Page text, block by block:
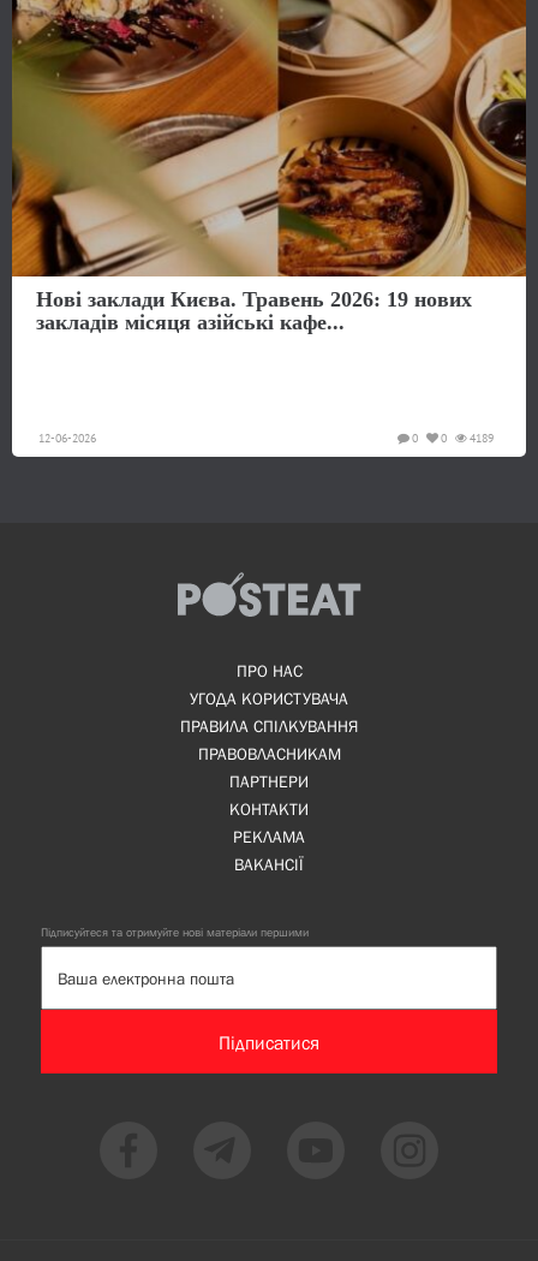
Нові заклади Києва. Травень 2026: 19 нових
закладів місяця азійські кафе...
12-06-2026 4189
0
0
ПРО НАС
УГОДА КОРИСТУВАЧА
ПРАВИЛА СПІЛКУВАННЯ
ПРАВОВЛАСНИКАМ
ПАРТНЕРИ
КОНТАКТИ
РЕКЛАМА
ВАКАНСІЇ
Підписуйтеся та отримуйте нові матеріали першими
Підписатися